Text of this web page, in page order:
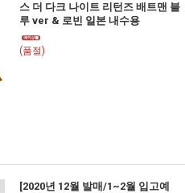
스 더 다크 나이트 리턴즈 배트맨 블
루 ver & 로빈 일본 내수용
(품절)
[2020년 12월 발매/1~2월 입고예